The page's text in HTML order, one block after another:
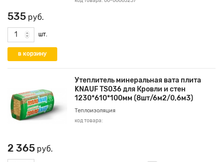
535 руб.
шт.
Утеплитель минеральная вата плита
KNAUF TS036 для Кровли и стен
1230*610*100мм (8шт/6м2/0,6м3)
Теплоизоляция
код товара:
2 365 руб.